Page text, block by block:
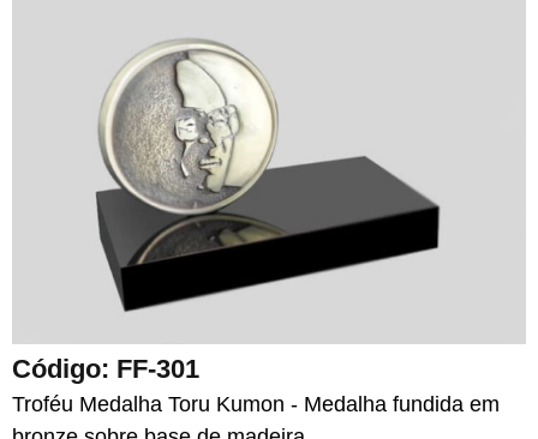
Código: FF-301
Troféu Medalha Toru Kumon - Medalha fundida em